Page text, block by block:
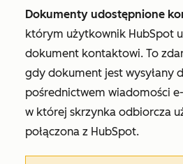
Dokumenty udostępnione
którym użytkownik HubSpot
dokument kontaktowi. To
gdy dokument jest wysyłany
pośrednictwem wiadomości
w której skrzynka odbiorcza
połączona z HubSpot.